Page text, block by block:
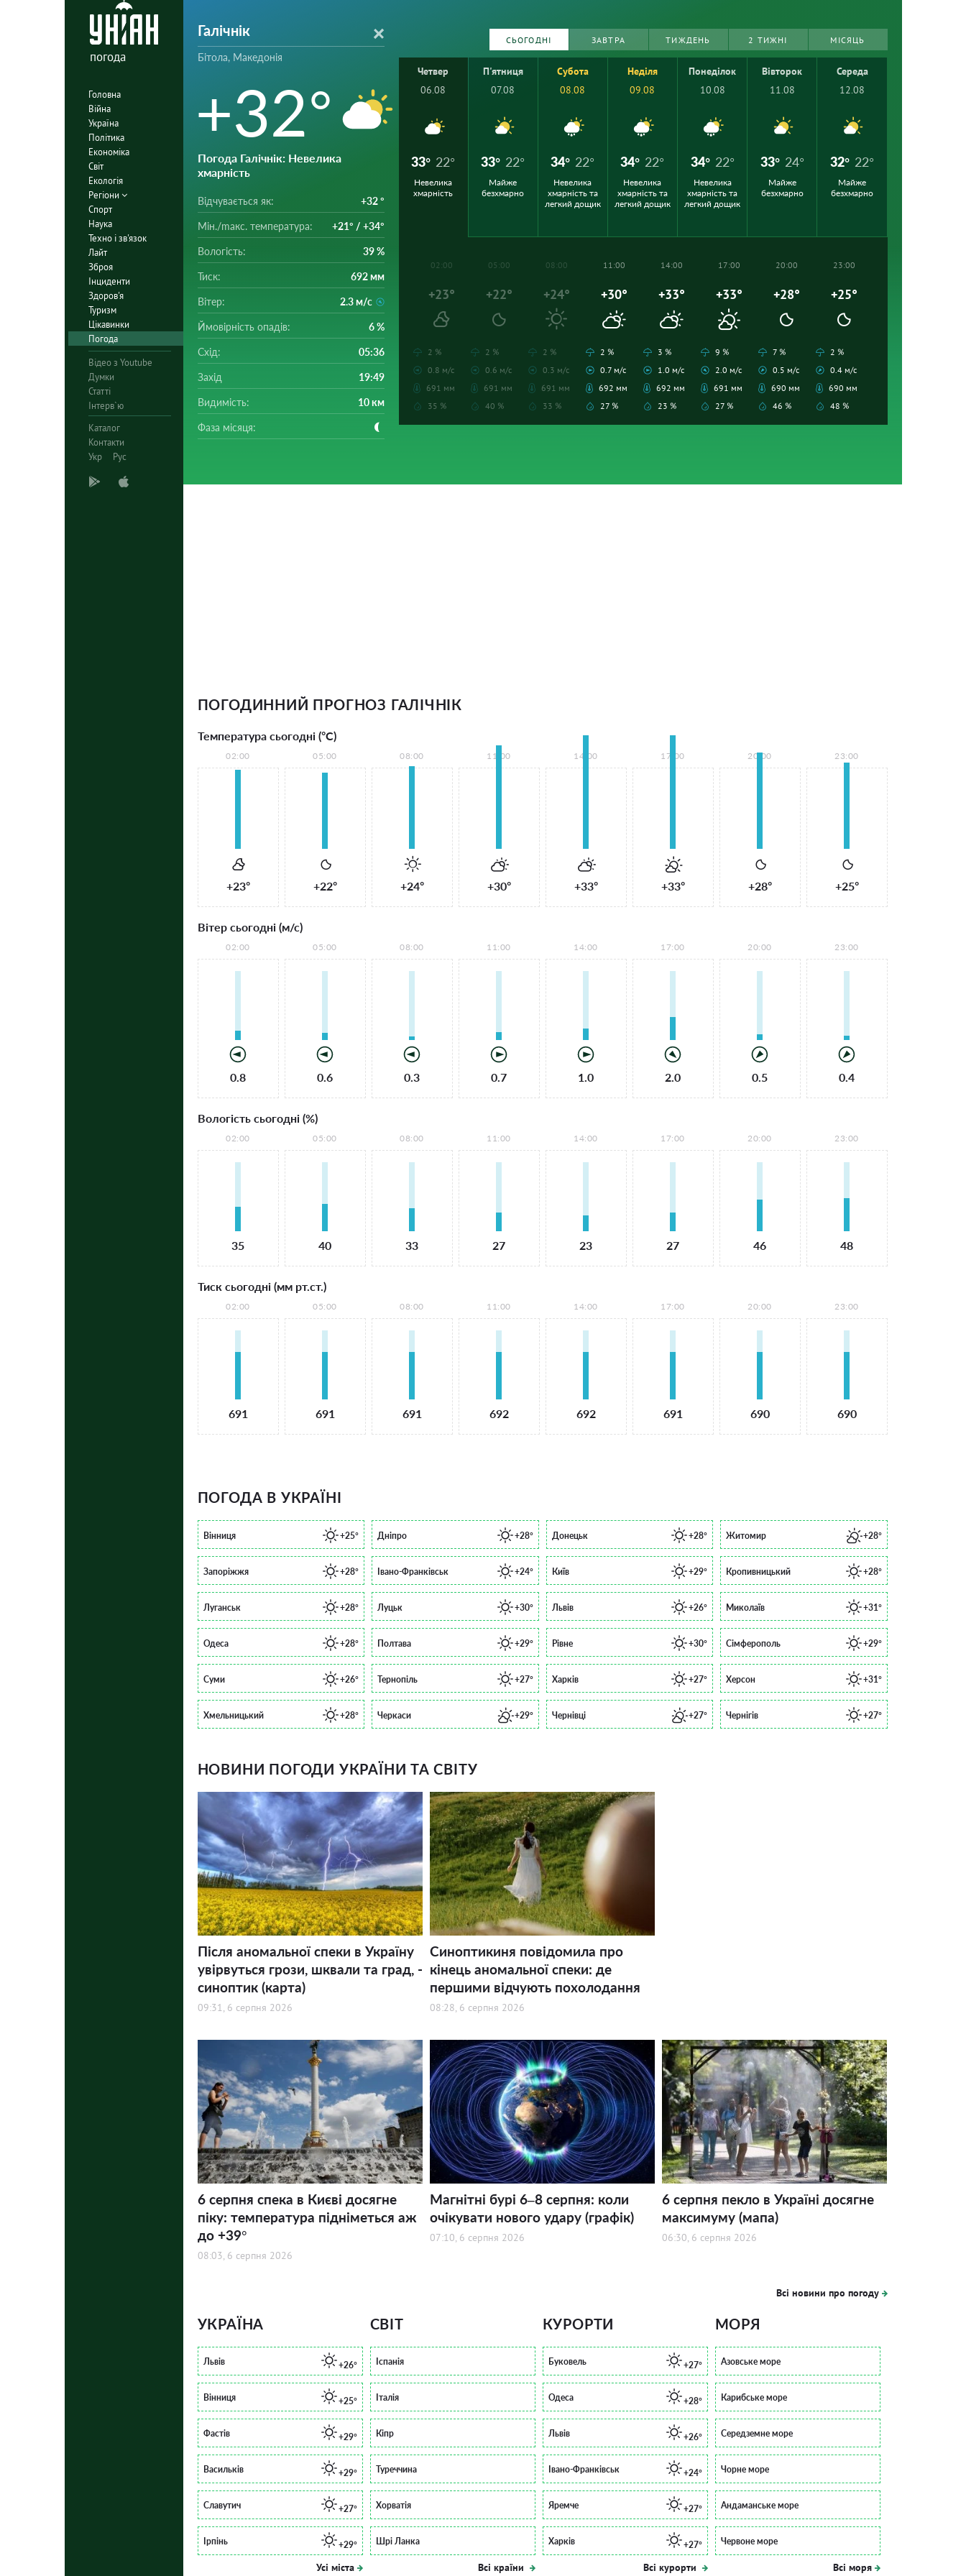
погода
Головна
Війна
Україна
Політика
Економіка
Світ
Екологія
Регіони
Спорт
Наука
Техно і зв'язок
Лайт
Зброя
Інциденти
Здоров'я
Туризм
Цікавинки
Погода
Відео з Youtube
Думки
Статті
Інтерв`ю
Каталог
Контакти
Укр
Рус
Галічнік
Бітола, Македонія
+32°
Погода Галічнік: Невелика
хмарність
Відчувається як: +32 °
Мін./mакс. температура: +21° / +34°
Вологість: 39 %
Тиск: 692 мм
Вітер: 2.3 м/с
Ймовірність опадів: 6 %
Схід: 05:36
Захід 19:49
Видимість: 10 км
Фаза місяця:
СЬОГОДНІ ЗАВТРА ТИЖДЕНЬ 2 ТИЖНІ МІСЯЦЬ
Четвер
06.08
33° 22°
Невелика
хмарність
П'ятниця
07.08
33° 22°
Майже
безхмарно
Субота
08.08
34° 22°
Невелика
хмарність та
легкий дощик
Неділя
09.08
34° 22°
Невелика
хмарність та
легкий дощик
Понеділок
10.08
34° 22°
Невелика
хмарність та
легкий дощик
Вівторок
11.08
33° 24°
Майже
безхмарно
Середа
12.08
32° 22°
Майже
безхмарно
02:00
+23°
2 %
0.8 м/с
691 мм
35 %
05:00
+22°
2 %
0.6 м/с
691 мм
40 %
08:00
+24°
2 %
0.3 м/с
691 мм
33 %
11:00
+30°
2 %
0.7 м/с
692 мм
27 %
14:00
+33°
3 %
1.0 м/с
692 мм
23 %
17:00
+33°
9 %
2.0 м/с
691 мм
27 %
20:00
+28°
7 %
0.5 м/с
690 мм
46 %
23:00
+25°
2 %
0.4 м/с
690 мм
48 %
ПОГОДИННИЙ ПРОГНОЗ ГАЛІЧНІК
Температура сьогодні (°С)
02:00
+23°
05:00
+22°
08:00
+24°
11:00
+30°
14:00
+33°
17:00
+33°
20:00
+28°
23:00
+25°
Вітер сьогодні (м/с)
02:00
0.8
05:00
0.6
08:00
0.3
11:00
0.7
14:00
1.0
17:00
2.0
20:00
0.5
23:00
0.4
Вологість сьогодні (%)
02:00
35
05:00
40
08:00
33
11:00
27
14:00
23
17:00
27
20:00
46
23:00
48
Тиск сьогодні (мм рт.ст.)
02:00
691
05:00
691
08:00
691
11:00
692
14:00
692
17:00
691
20:00
690
23:00
690
ПОГОДА В УКРАЇНІ
Вінниця +25° Дніпро +28° Донецьк +28° Житомир +28°
Запоріжжя +28° Івано-Франківськ +24° Київ +29° Кропивницький +28°
Луганськ +28° Луцьк +30° Львів +26° Миколаїв +31°
Одеса +28° Полтава +29° Рівне +30° Сімферополь +29°
Суми +26° Тернопіль +27° Харків +27° Херсон +31°
Хмельницький +28° Черкаси +29° Чернівці +27° Чернігів +27°
НОВИНИ ПОГОДИ УКРАЇНИ ТА СВІТУ
Після аномальної спеки в Україну
увірвуться грози, шквали та град, -
синоптик (карта)
09:31, 6 серпня 2026
Синоптикиня повідомила про
кінець аномальної спеки: де
першими відчують похолодання
08:28, 6 серпня 2026
6 серпня спека в Києві досягне
піку: температура підніметься аж
до +39°
08:03, 6 серпня 2026
Магнітні бурі 6–8 серпня: коли
очікувати нового удару (графік)
07:10, 6 серпня 2026
6 серпня пекло в Україні досягне
максимуму (мапа)
06:30, 6 серпня 2026
Всі новини про погоду
УКРАЇНА
Львів +26°
Вінниця +25°
Фастів +29°
Васильків +29°
Славутич +27°
Ірпінь +29°
Усі міста
СВІТ
Іспанія
Італія
Кіпр
Туреччина
Хорватія
Шрі Ланка
Всі країни
КУРОРТИ
Буковель +27°
Одеса +28°
Львів +26°
Івано-Франківськ +24°
Яремче +27°
Харків +27°
Всі курорти
МОРЯ
Азовське море
Карибське море
Середземне море
Чорне море
Андаманське море
Червоне море
Всі моря